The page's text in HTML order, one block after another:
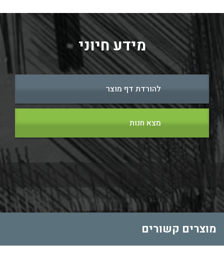
מידע חיוני
להורדת דף מוצר
מצא חנות
מוצרים קשורים